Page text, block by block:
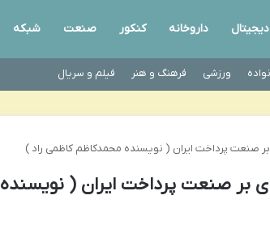
دیجیتال داروخانه کنکور صنعت شبکه
ورزشی فرهنگ و هنر فیلم و سریال
صنعت پرداخت ایران ( نویسنده محمدکاظم کاظمی راد )
بر صنعت پرداخت ایران ( نویسنده